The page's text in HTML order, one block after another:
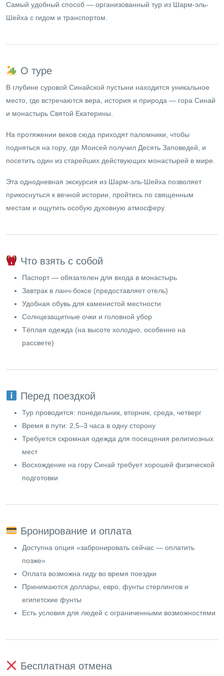
Самый удобный способ — организованный тур из Шарм-эль-
Шейха с гидом и транспортом.
О туре
В глубине суровой Синайской пустыни находится уникальное
место, где встречаются вера, история и природа — гора Синай
и монастырь Святой Екатерины.
На протяжении веков сюда приходят паломники, чтобы
подняться на гору, где Моисей получил Десять Заповедей, и
посетить один из старейших действующих монастырей в мире.
Эта однодневная экскурсия из Шарм-эль-Шейха позволяет
прикоснуться к вечной истории, пройтись по священным
местам и ощутить особую духовную атмосферу.
Что взять с собой
Паспорт — обязателен для входа в монастырь
Завтрак в ланч-боксе (предоставляет отель)
Удобная обувь для каменистой местности
Солнцезащитные очки и головной убор
Тёплая одежда (на высоте холодно, особенно на
рассвете)
Перед поездкой
Тур проводится: понедельник, вторник, среда, четверг
Время в пути: 2,5–3 часа в одну сторону
Требуется скромная одежда для посещения религиозных
мест
Восхождение на гору Синай требует хорошей физической
подготовки
Бронирование и оплата
Доступна опция «забронировать сейчас — оплатить
позже»
Оплата возможна гиду во время поездки
Принимаются доллары, евро, фунты стерлингов и
египетские фунты
Есть условия для людей с ограниченными возможностями
Бесплатная отмена